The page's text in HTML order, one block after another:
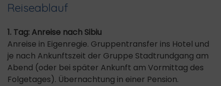
Reiseablauf
1. Tag: Anreise nach Sibiu
Anreise in Eigenregie. Gruppentransfer ins Hotel und
je nach Ankunftszeit der Gruppe Stadtrundgang am
Abend (oder bei später Ankunft am Vormittag des
Folgetages). Übernachtung in einer Pension.